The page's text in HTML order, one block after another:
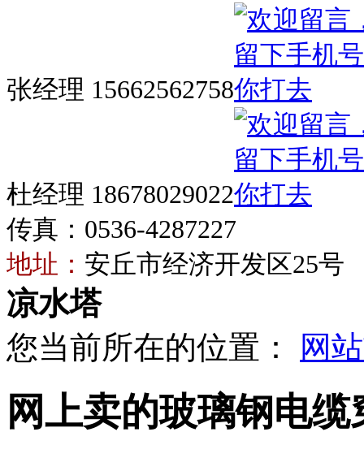
张经理 15662562758
杜经理 18678029022
传真：0536-4287227
地址： 安丘市经济开发区25号
凉水塔
您当前所在的位置：
网
网上卖的玻璃钢电